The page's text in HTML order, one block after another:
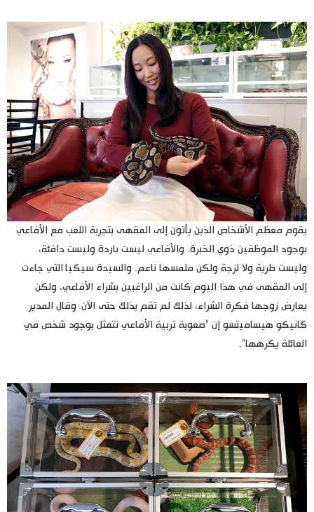
يقوم معظم الأشخاص الذين يأتون إلى المقهى بتجربة اللعب مع الأفاعي
بوجود الموظفين ذوي الخبرة. والأفاعي ليست باردة وليست دافئة،
وليست طرية ولا لزجة ولكن ملمسها ناعم. والسيدة سيكيا التي جاءت
إلى المقهى في هذا اليوم كانت من الراغبين بشراء الأفاعي، ولكن
يعارض زوجها فكرة الشراء، لذلك لم تقم بذلك حتى الآن. وقال المدير
كانيكو هيساميتسو إن "صعوبة تربية الأفاعي تتمثل بوجود شخص في
العائلة يكرهها".